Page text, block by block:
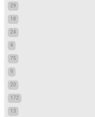
29
18
24
4
75
9
20
172
13